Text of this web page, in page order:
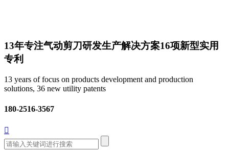
13年专注气动剪刀研发生产解决方案16项新型实用
专利
13 years of focus on products development and production
solutions, 36 new utility patents
180-2516-3567
